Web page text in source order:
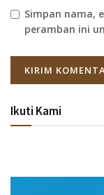
Simpan nama,
peramban ini
Ikuti Kami